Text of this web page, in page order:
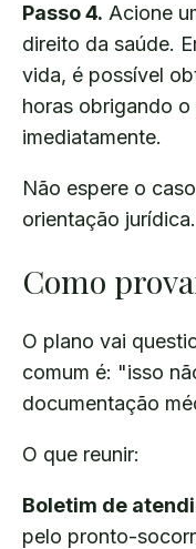
Passo 4. Acione
direito da saúde.
vida, é possível
horas obrigando
imediatamente.
Não espere o
orientação jurídica.
Como
O plano vai
comum é: "isso
documentação
O que reunir:
Boletim de
pelo pronto-